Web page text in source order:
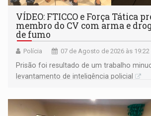
VÍDEO: FTICCO e Força Tática
membro do CV com arma e
de fumo
Polícia 07 de Agosto de 2026 às 19:22
Prisão foi resultado de um trabalho
levantamento de inteligência policial